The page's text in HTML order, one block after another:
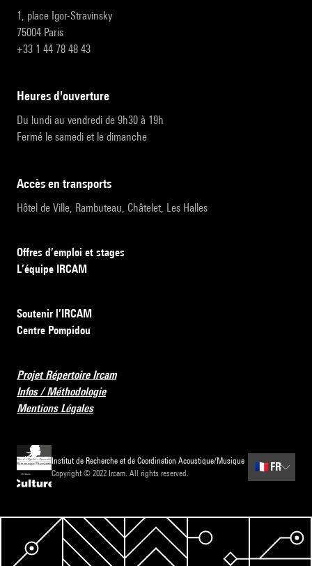
1, place Igor-Stravinsky
75004 Paris
+33 1 44 78 48 43
heures d'ouverture
Du lundi au vendredi de 9h30 à 19h
Fermé le samedi et le dimanche
accès en transports
Hôtel de Ville, Rambuteau, Châtelet, Les Halles
Offres d’emploi et stages
L’équipe IRCAM
Soutenir l’IRCAM
Centre Pompidou
Projet Répertoire Ircam
Infos / Méthodologie
Mentions Légales
Institut de Recherche et de Coordination Acoustique/Musique
Copyright © 2022 Ircam. All rights reserved.
🇫🇷 FR